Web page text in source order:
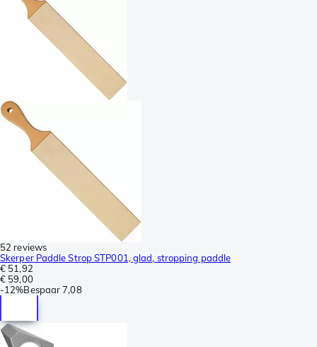
52 reviews
Skerper Paddle Strop STP001, glad, stropping paddle
€ 51,92
€ 59,00
-12%Bespaar 7,08